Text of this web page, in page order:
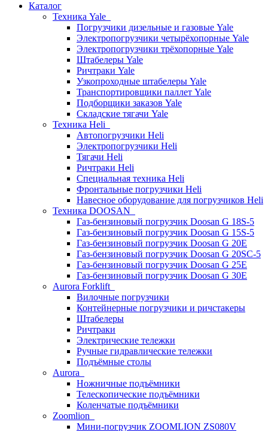
Каталог
Техника Yale
Погрузчики дизельные и газовые Yale
Электропогрузчики четырёхопорные Yale
Электропогрузчики трёхопорные Yale
Штабелеры Yale
Ричтраки Yale
Узкопроходные штабелеры Yale
Транспортировщики паллет Yale
Подборщики заказов Yale
Складские тягачи Yale
Техника Heli
Автопогрузчики Heli
Электропогрузчики Heli
Тягачи Heli
Ричтраки Heli
Специальная техника Heli
Фронтальные погрузчики Heli
Навесное оборудование для погрузчиков Heli
Техника DOOSAN
Газ-бензиновый погрузчик Doosan G 18S-5
Газ-бензиновый погрузчик Doosan G 15S-5
Газ-бензиновый погрузчик Doosan G 20E
Газ-бензиновый погрузчик Doosan G 20SC-5
Газ-бензиновый погрузчик Doosan G 25E
Газ-бензиновый погрузчик Doosan G 30E
Aurora Forklift
Вилочные погрузчики
Контейнерные погрузчики и ричстакеры
Штабелеры
Ричтраки
Электрические тележки
Ручные гидравлические тележки
Подъёмные столы
Aurora
Ножничные подъёмники
Телескопические подъёмники
Коленчатые подъёмники
Zoomlion
Мини-погрузчик ZOOMLION ZS080V